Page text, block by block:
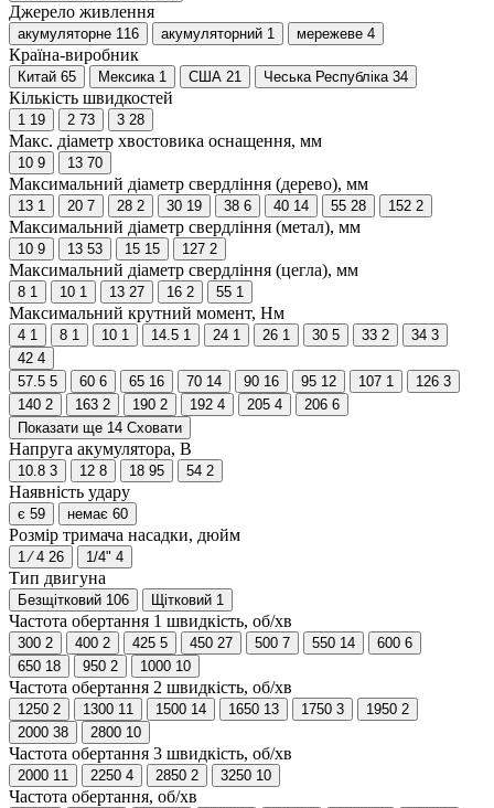
Джерело живлення
акумуляторне 116 акумуляторний 1 мережеве 4
Країна-виробник
Китай 65 Мексика 1 США 21 Чеська Республіка 34
Кількість швидкостей
1 19 2 73 3 28
Макс. діаметр хвостовика оснащення, мм
10 9 13 70
Максимальний діаметр свердління (дерево), мм
13 1 20 7 28 2 30 19 38 6 40 14 55 28 152 2
Максимальний діаметр свердління (метал), мм
10 9 13 53 15 15 127 2
Максимальний діаметр свердління (цегла), мм
8 1 10 1 13 27 16 2 55 1
Максимальний крутний момент, Нм
4 1 8 1 10 1 14.5 1 24 1 26 1 30 5 33 2 34 3
42 4
57.5 5 60 6 65 16 70 14 90 16 95 12 107 1 126 3
140 2 163 2 190 2 192 4 205 4 206 6
Показати ще 14 Сховати
Напруга акумулятора, В
10.8 3 12 8 18 95 54 2
Наявність удару
є 59 немає 60
Розмір тримача насадки, дюйм
1 ⁄ 4 26 1/4" 4
Тип двигуна
Безщітковий 106 Щітковий 1
Частота обертання 1 швидкість, об/хв
300 2 400 2 425 5 450 27 500 7 550 14 600 6
650 18 950 2 1000 10
Частота обертання 2 швидкість, об/хв
1250 2 1300 11 1500 14 1650 13 1750 3 1950 2
2000 38 2800 10
Частота обертання 3 швидкість, об/хв
2000 11 2250 4 2850 2 3250 10
Частота обертання, об/хв